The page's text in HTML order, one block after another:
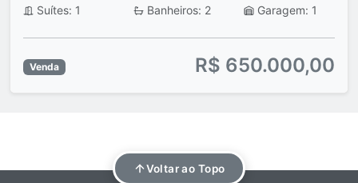
Suítes: 1 Banheiros: 2 Garagem: 1
Venda R$ 650.000,00
Voltar ao Topo